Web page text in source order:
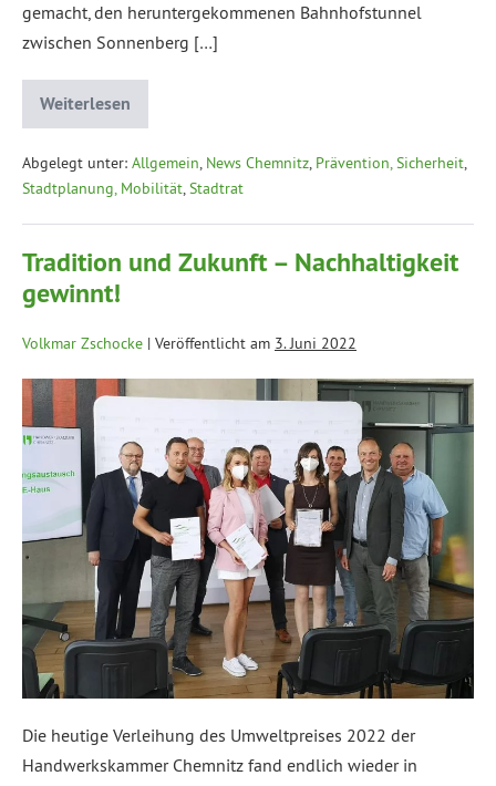
gemacht, den heruntergekommenen Bahnhofstunnel
zwischen Sonnenberg […]
Weiterlesen
Abgelegt unter: Allgemein, News Chemnitz, Prävention, Sicherheit,
Stadtplanung, Mobilität,Stadtrat
Tradition und Zukunft – Nachhaltigkeit
gewinnt!
Volkmar Zschocke | Veröffentlicht am 3. Juni 2022
Die heutige Verleihung des Umweltpreises 2022 der
Handwerkskammer Chemnitz fand endlich wieder in